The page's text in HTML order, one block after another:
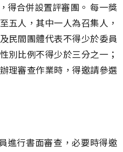
得合併設置評審團。 每一獎
五人，其中一人為召集人，
民間團體代表不得少於委員
別比例不得少於三分之一；
理審查作業時，得邀請參選
進行書面審查，必要時得邀